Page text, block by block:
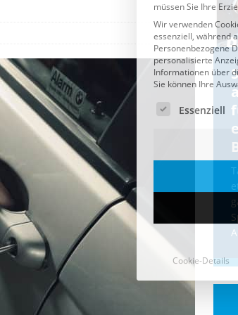
CDU & Ampel wollen nach
der Wahl wieder Afghanen
einfliegen: Zeit für ein
Asylmoratorium!
Die Bundesregierung und die CDU
halten die Wähler für dumm! Weil die
Stimmung wegen der von Afghanen
verübten Anschläge kippte, wurden die
Flüge vor der
Cookie-Details